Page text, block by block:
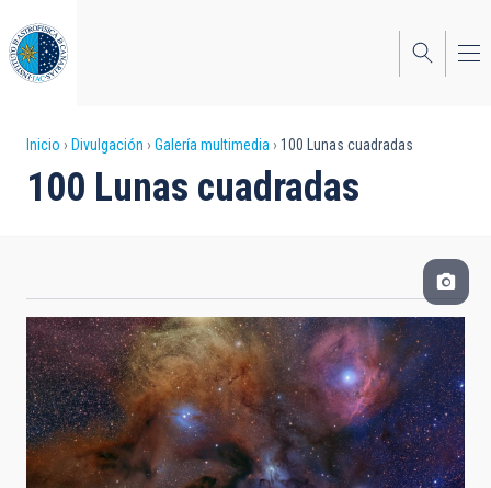
al
contenido
principal
Sobrescribir
enlaces
a
la
navegación
Inicio Divulgación Galería multimedia 100 Lunas cuadradas
100 Lunas cuadradas